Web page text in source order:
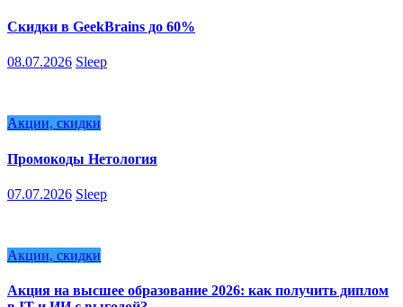
Скидки в GeekBrains до 60%
08.07.2026 Sleep
Акции, скидки
Промокоды Нетология
07.07.2026 Sleep
Акции, скидки
Акция на высшее образование 2026: как получить диплом